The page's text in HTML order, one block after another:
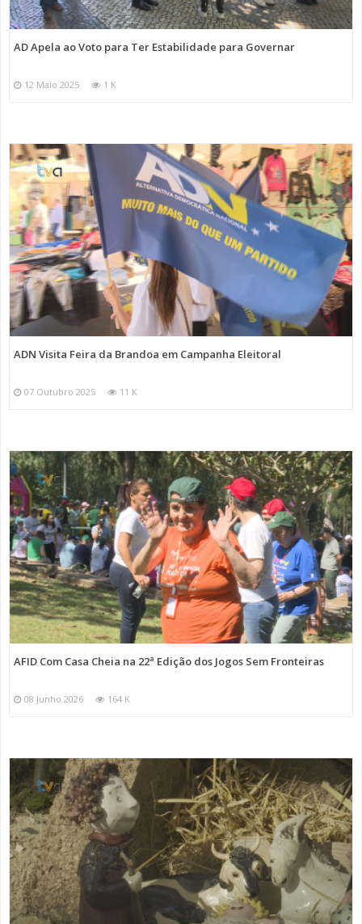
AD Apela ao Voto para Ter Estabilidade para Governar
12 Maio 2025 1 K
ADN Visita Feira da Brandoa em Campanha Eleitoral
07 Outubro 2025 11 K
AFID Com Casa Cheia na 22ª Edição dos Jogos Sem Fronteiras
08 Junho 2026 164 K